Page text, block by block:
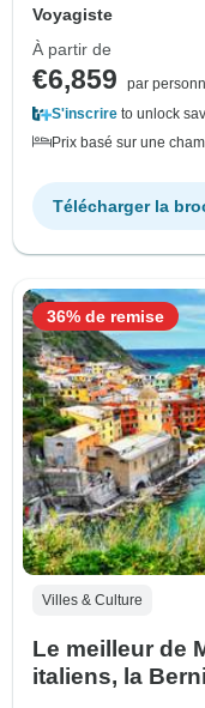
Voyagiste
À partir de
€6,859
par
S'inscrire to unlock
Prix basé sur une
Télécharger la
Villes & Culture
Le meilleur de
italiens, la
36% de remise